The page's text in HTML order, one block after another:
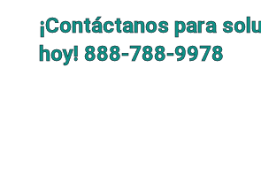
¡Contáctanos para
hoy! 888-788-9978